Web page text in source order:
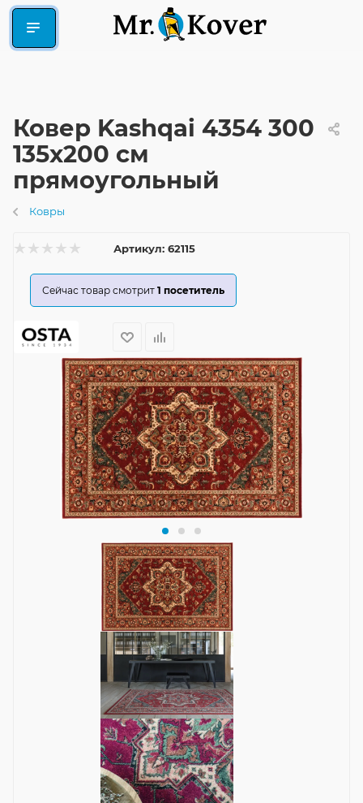
Ковер Kashqai 4354 300
135x200 см
прямоугольный
Ковры
Артикул: 62115
Сейчас товар смотрит 1 посетитель